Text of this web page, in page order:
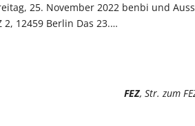
25. November 2022 benbi und
2, 12459 Berlin Das 23.…
FEZ, Str. zum